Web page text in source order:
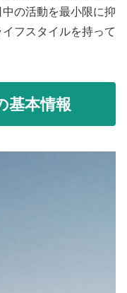
の活動を最小限に抑
フスタイルを持って
基本情報